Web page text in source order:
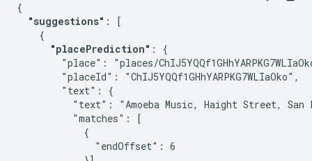
{
"suggestions" : [
    {
"placePrediction" : {
"place": "places/
        "placeId": "ChIJ5YQQf1GHhYARPKG7WLIaOko",
        "text": {
"text": "Amoeba Music, Haight Street, San
          "matches": [
            {
              "endOffset": 6